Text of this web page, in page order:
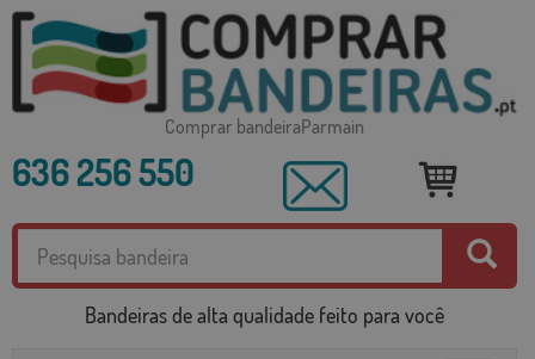
Comprar bandeiraParmain
636 256 550
Bandeiras de alta qualidade feito para você